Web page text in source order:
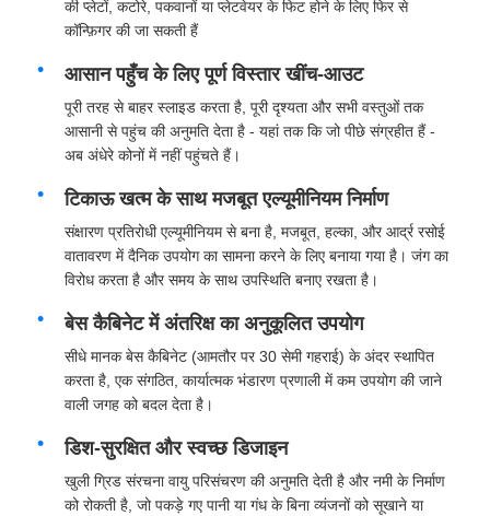
उत्पाद
की प्लेटों, कटोरे, पकवानों या प्लेटवेयर के फिट होने के लिए फिर से
कॉन्फ़िगर की जा सकती हैं
आसान पहुँच के लिए पूर्ण विस्तार खींच-आउट
पूरी तरह से बाहर स्लाइड करता है, पूरी दृश्यता और सभी वस्तुओं तक
आसानी से पहुंच की अनुमति देता है - यहां तक कि जो पीछे संग्रहीत हैं -
अब अंधेरे कोनों में नहीं पहुंचते हैं।
टिकाऊ खत्म के साथ मजबूत एल्यूमीनियम निर्माण
संक्षारण प्रतिरोधी एल्यूमीनियम से बना है, मजबूत, हल्का, और आर्द्र रसोई
वातावरण में दैनिक उपयोग का सामना करने के लिए बनाया गया है। जंग का
विरोध करता है और समय के साथ उपस्थिति बनाए रखता है।
बेस कैबिनेट में अंतरिक्ष का अनुकूलित उपयोग
सीधे मानक बेस कैबिनेट (आमतौर पर 30 सेमी गहराई) के अंदर स्थापित
करता है, एक संगठित, कार्यात्मक भंडारण प्रणाली में कम उपयोग की जाने
वाली जगह को बदल देता है।
डिश-सुरक्षित और स्वच्छ डिजाइन
खुली ग्रिड संरचना वायु परिसंचरण की अनुमति देती है और नमी के निर्माण
को रोकती है, जो पकड़े गए पानी या गंध के बिना व्यंजनों को सूखाने या